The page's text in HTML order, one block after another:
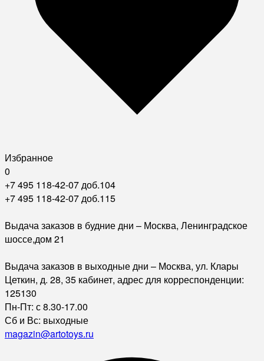
Избранное
0
+7 495 118-42-07 доб.104
+7 495 118-42-07 доб.115
Выдача заказов в будние дни – Москва, Ленинградское
шоссе,дом 21
Выдача заказов в выходные дни – Москва, ул. Клары
Цеткин, д. 28, 35 кабинет, адрес для корреспонденции:
125130
Пн-Пт: с 8.30-17.00
Сб и Вс: выходные
magazin@artotoys.ru